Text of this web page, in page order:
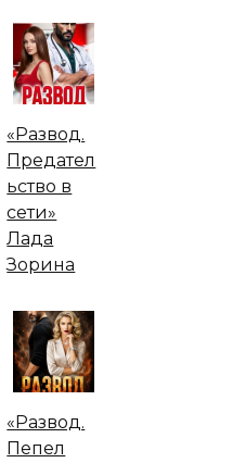
«Развод.
Предател
ьство в
сети»
Лада
Зорина
«Развод.
Пепел